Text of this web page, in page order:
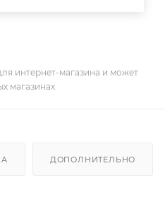
интернет-магазина и может
магазинах
ДОПОЛНИТЕЛЬНО